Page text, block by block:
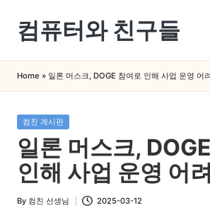
Skip
content
컴퓨터와 친구들
퓨
터
스
마
트
폰
을
Home » 일론 머스크, DOGE 참여로 인해 사업 운영 어
Posted
in
컴친 게시판
일론 머스크,
인해 사업 운영 어
Posted
By 컴친 선생님 2025-03-12